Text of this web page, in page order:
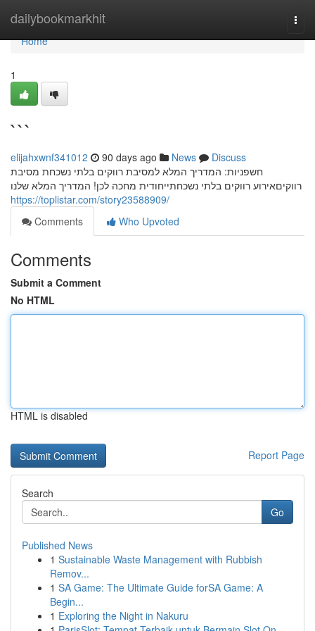
dailybookmarkhit
Home
Home
1
```
elijahxwnf341012 90 days ago News
Discuss
חשפניות: המדריך המלא למסיבת רווקים בלתי נשכחת מסיבת
רווקיםאירוע רווקים בלתי נשכחתייחודית מחכה לכן! המדריך המלא שלנו
https://toplistar.com/story23588909/
Comments
Who Upvoted
Comments
Submit a Comment
No HTML
HTML is disabled
Report Page
Search
Go
Published News
1 Sustainable Waste Management with Rubbish
Remov...
1 SA Game: The Ultimate Guide forSA Game: A
Begin...
1 Exploring the Night in Nakuru